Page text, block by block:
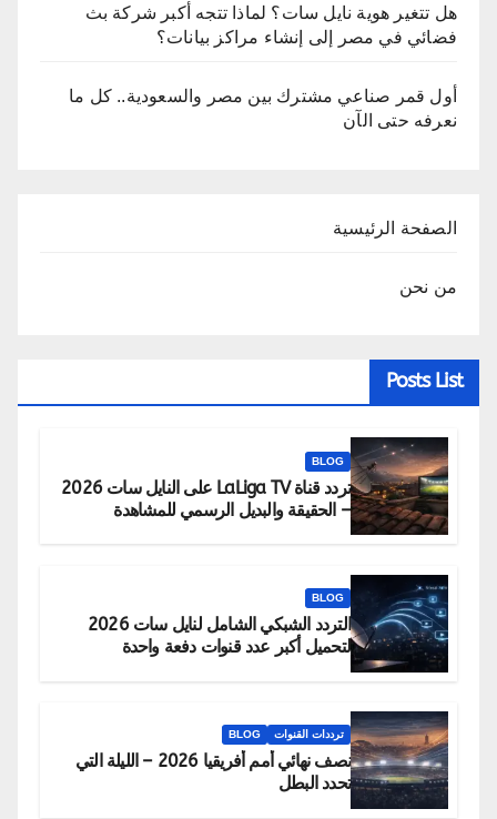
هل تتغير هوية نايل سات؟ لماذا تتجه أكبر شركة بث
فضائي في مصر إلى إنشاء مراكز بيانات؟
أول قمر صناعي مشترك بين مصر والسعودية.. كل ما
نعرفه حتى الآن
الصفحة الرئيسية
من نحن
Posts List
BLOG
تردد قناة LaLiga TV على النايل سات 2026
– الحقيقة والبديل الرسمي للمشاهدة
BLOG
التردد الشبكي الشامل لنايل سات 2026
لتحميل أكبر عدد قنوات دفعة واحدة
ترددات القنوات BLOG
نصف نهائي أمم أفريقيا 2026 – الليلة التي
تحدد البطل